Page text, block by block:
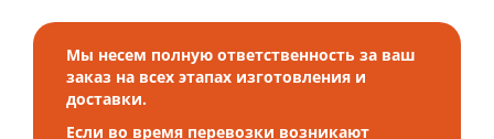
Мы несем полную ответственность за ваш
заказ на всех этапах изготовления и
доставки.
Если во время перевозки возникают